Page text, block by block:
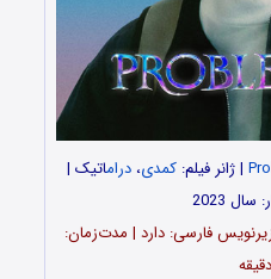
| ژانر فیلم: کمدی، دراماتیک |
2023
فارسی: دارد | مدت‌زمان: